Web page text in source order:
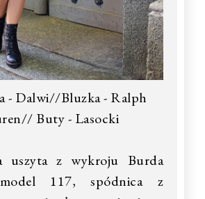
- Dalwi//Bluzka - Ralph
Buty - Lasocki
uszyta z wykroju Burda
117, spódnica z